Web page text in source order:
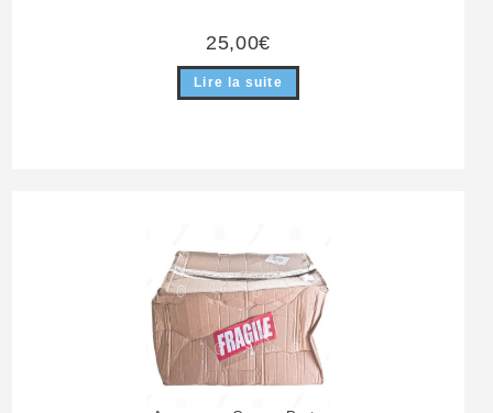
25,00€
Lire la suite